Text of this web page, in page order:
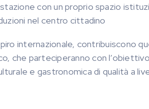
con un proprio spazio
nel centro cittadino
internazionale, contribuiscono
che parteciperanno con
e gastronomica di qualità a